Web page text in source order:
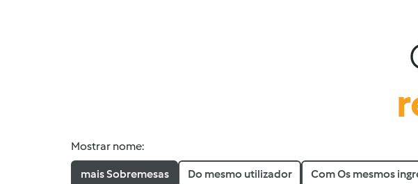
Mostrar nome:
mais Sobremesas Do mesmo utilizador Com Os mesmos